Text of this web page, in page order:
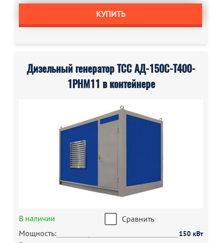
КУПИТЬ
Дизельный генератор ТСС АД-150С-Т400-
1РНМ11 в контейнере
В наличии
Сравнить
Мощность:
150 кВт